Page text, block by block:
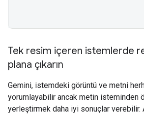
Tek resim içeren istemlerde
plana çıkarın
Gemini, istemdeki görüntü ve metni
yorumlayabilir ancak metin isteminden
yerleştirmek daha iyi sonuçlar verebilir.